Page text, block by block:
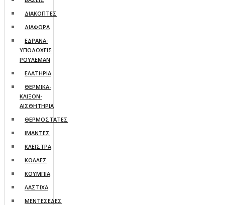
ΔΙΑΚΟΠΤΕΣ
ΔΙΑΦΟΡΑ
ΕΔΡΑΝΑ-
ΥΠΟΔΟΧΕΙΣ
ΡΟΥΛΕΜΑΝ
ΕΛΑΤΗΡΙΑ
ΘΕΡΜΙΚΑ-
ΚΛΙΞΟΝ-
ΑΙΣΘΗΤΗΡΙΑ
ΘΕΡΜΟΣΤΑΤΕΣ
ΙΜΑΝΤΕΣ
ΚΛΕΙΣΤΡΑ
ΚΟΛΛΕΣ
ΚΟΥΜΠΙΑ
ΛΑΣΤΙΧΑ
ΜΕΝΤΕΣΕΔΕΣ